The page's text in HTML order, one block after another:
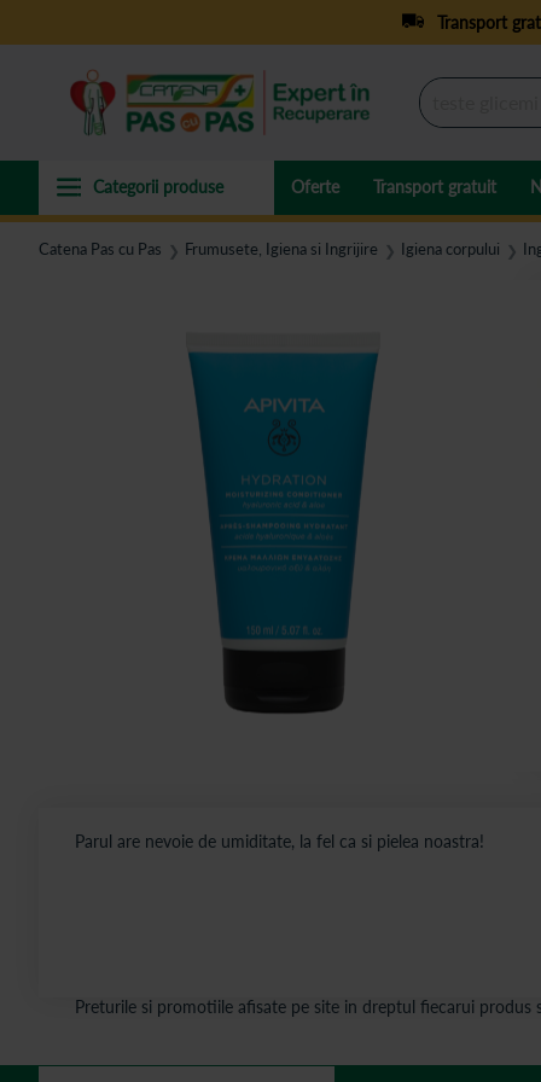
Transport
Oferte Transport gratuit
Catena Pas cu Pas ❯ Frumusete, Igiena si Ingrijire ❯ Igiena corpului ❯
Parul are nevoie de umiditate, la fel ca si pielea noastra!
Preturile si promotiile afisate pe site in dreptul fiecarui